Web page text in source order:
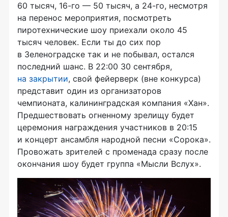
60 тысяч, 16-го — 50 тысяч, а 24-го, несмотря
на перенос мероприятия, посмотреть
пиротехнические шоу приехали около 45
тысяч человек. Если ты до сих пор
в Зеленоградске так и не побывал, остался
последний шанс. В 22:00 30 сентября,
на закрытии, свой фейерверк (вне конкурса)
представит один из организаторов
чемпионата, калининградская компания «Хан».
Предшествовать огненному зрелищу будет
церемония награждения участников в 20:15
и концерт ансамбля народной песни «Сорока».
Провожать зрителей с променада сразу после
окончания шоу будет группа «Мысли Вслух».